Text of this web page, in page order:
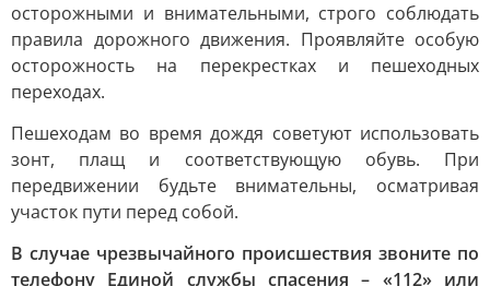
осторожными и внимательными, строго соблюдать
правила дорожного движения. Проявляйте особую
осторожность на перекрестках и пешеходных
переходах.
Пешеходам во время дождя советуют использовать
зонт, плащ и соответствующую обувь. При
передвижении будьте внимательны, осматривая
участок пути перед собой.
В случае чрезвычайного происшествия звоните по
телефону Единой службы спасения – «112» или